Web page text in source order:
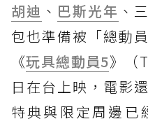
胡迪 、 巴斯光年 、
包也準備被「總動員
《玩具總動員5》（
日在台上映，電影
特典與限定周邊已